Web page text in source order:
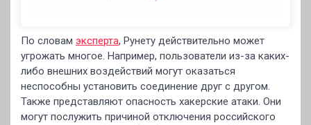
По словам эксперта, Рунету действительно может
угрожать многое. Например, пользователи из-за каких-
либо внешних воздействий могут оказаться
неспособны установить соединение друг с другом.
Также представляют опасность хакерские атаки. Они
могут послужить причиной отключения российского